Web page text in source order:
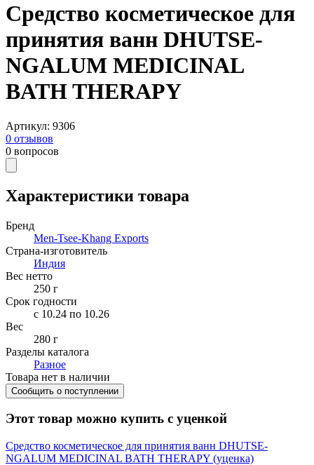
Средство косметическое для
принятия ванн DHUTSE-
NGALUM MEDICINAL
BATH THERAPY
Артикул: 9306
0 отзывов
0 вопросов
Характеристики товара
Бренд
Men-Tsee-Khang Exports
Страна-изготовитель
Индия
Вес нетто
250 г
Срок годности
c 10.24 по 10.26
Вес
280 г
Разделы каталога
Разное
Товара нет в наличии
Сообщить о поступлении
Этот товар можно купить с уценкой
Средство косметическое для принятия ванн DHUTSE-
NGALUM MEDICINAL BATH THERAPY (уценка)